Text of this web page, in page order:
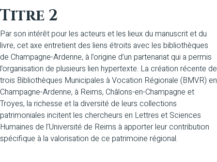
Titre 2
Par son intérêt pour les acteurs et les lieux du manuscrit et du
livre, cet axe entretient des liens étroits avec les bibliothèques
de Champagne-Ardenne, à l’origine d’un partenariat qui a permis
l’organisation de plusieurs lien hypertexte. La création récente de
trois Bibliothèques Municipales à Vocation Régionale (BMVR) en
Champagne-Ardenne, à Reims, Châlons-en-Champagne et
Troyes, la richesse et la diversité de leurs collections
patrimoniales incitent les chercheurs en Lettres et Sciences
Humaines de l’Université de Reims à apporter leur contribution
spécifique à la valorisation de ce patrimoine régional.